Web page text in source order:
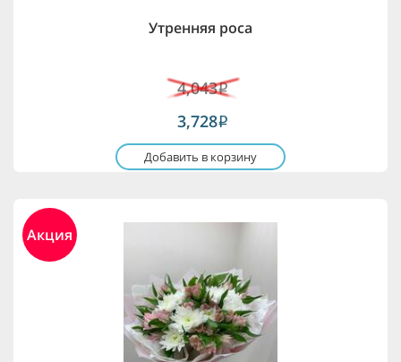
Утренняя роса
4,043i
3,728i
Добавить в корзину
Акция